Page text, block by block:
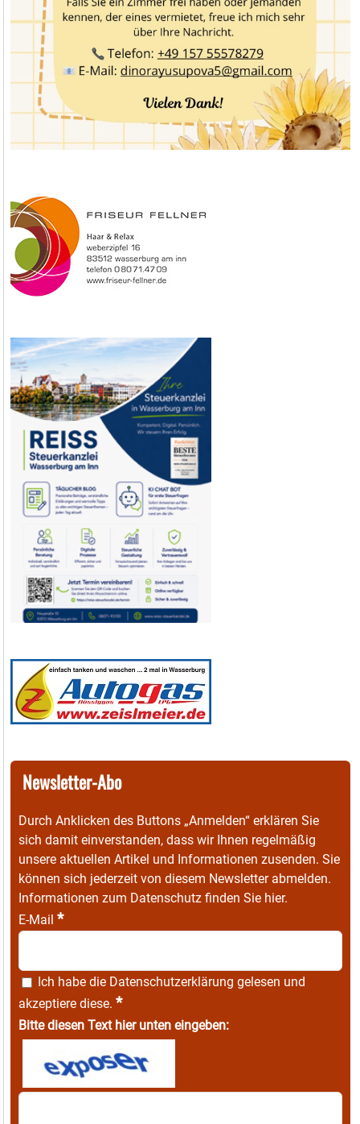
Newsletter-Abo
Durch Anklicken des Buttons „Anmelden“ erklären Sie
sich damit einverstanden, dass wir Ihnen regelmäßig
unsere aktuellen Artikel und Informationen zusenden. Sie
können sich jederzeit von diesem Newsletter abmelden.
Informationen zum Datenschutz finden Sie hier.
E-Mail *
Ich habe die Datenschutzerklärung gelesen und
akzeptiere diese. *
Bitte diesen Text hier unten eingeben: